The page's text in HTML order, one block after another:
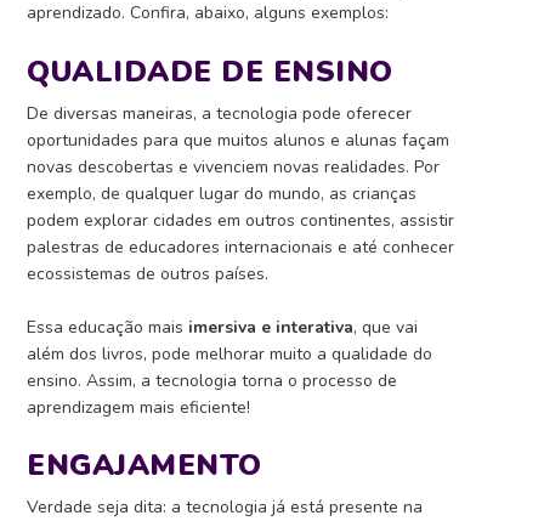
aprendizado.Confira, abaixo, alguns exemplos:
QUALIDADE DE ENSINO
De diversas maneiras, a tecnologia pode oferecer
oportunidades para que muitos alunos e alunas façam
novas descobertas e vivenciem novas realidades. Por
exemplo, de qualquer lugar do mundo, as crianças
podem explorar cidades em outros continentes, assistir
palestras de educadores internacionais e até conhecer
ecossistemas de outros países.
Essa educação mais imersiva e interativa, que vai
além dos livros, pode melhorar muito a qualidade do
ensino. Assim, a tecnologia torna o processo de
aprendizagem mais eficiente!
ENGAJAMENTO
Verdade seja dita: a tecnologia já está presente na